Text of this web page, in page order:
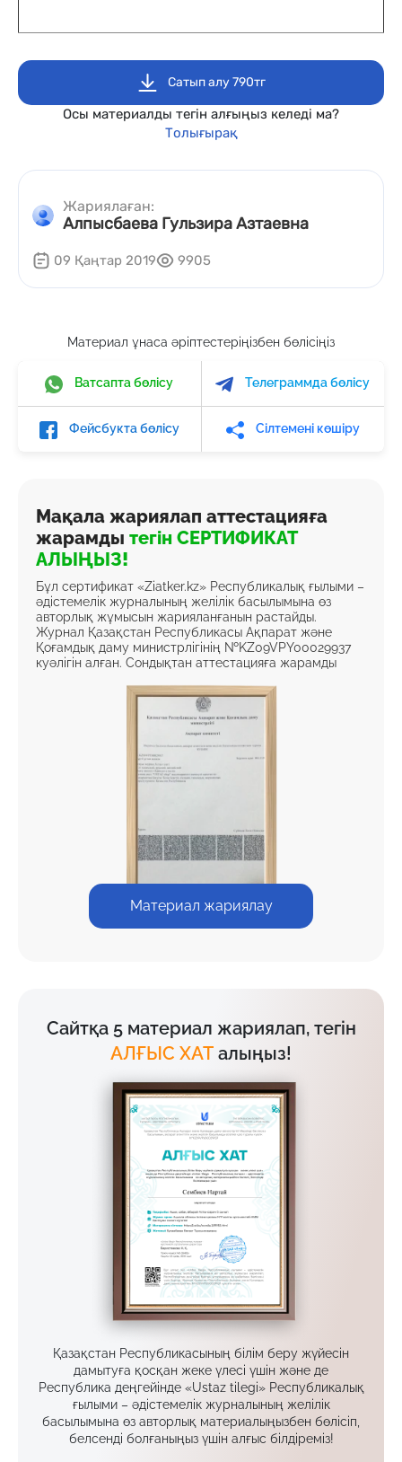
Сатып алу 790тг
Осы материалды тегін алғыңыз келеді ма?
Толығырақ
Жариялаған:
Алпысбаева Гульзира Азтаевна
09 Қаңтар 2019 9905
Материал ұнаса әріптестеріңізбен бөлісіңіз
Ватсапта бөлісу Телеграммда бөлісу
Фейсбукта бөлісу Сілтемені көшіру
Мақала жариялап аттестацияға
жарамды тегін СЕРТИФИКАТ
АЛЫҢЫЗ!
Бұл сертификат «Ziatker.kz» Республикалық ғылыми –
әдістемелік журналының желілік басылымына өз
авторлық жұмысын жарияланғанын растайды.
Журнал Қазақстан Республикасы Ақпарат және
Қоғамдық даму министрлігінің №KZ09VPY00029937
куәлігін алған. Сондықтан аттестацияға жарамды
Материал жариялау
Сайтқа 5 материал жариялап, тегін
АЛҒЫС ХАТ алыңыз!
Қазақстан Республикасының білім беру жүйесін
дамытуға қосқан жеке үлесі үшін және де
Республика деңгейінде «Ustaz tilegi» Республикалық
ғылыми – әдістемелік журналының желілік
басылымына өз авторлық материалыңызбен бөлісіп,
белсенді болғаныңыз үшін алғыс білдіреміз!